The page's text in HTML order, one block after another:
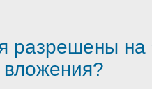
разрешены
вложения?